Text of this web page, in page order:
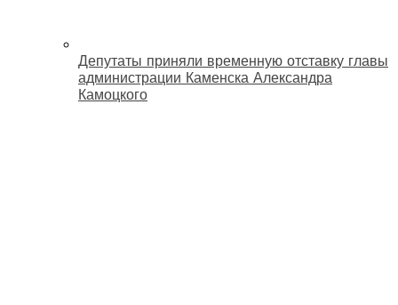
Депутаты приняли временную отставку главы
администрации Каменска Александра
Камоцкого